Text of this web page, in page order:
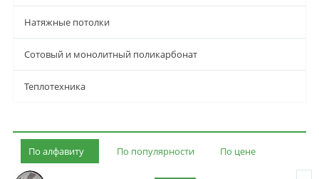
Натяжные потолки
Сотовый и монолитный поликарбонат
Теплотехника
По алфавиту По популярности По цене